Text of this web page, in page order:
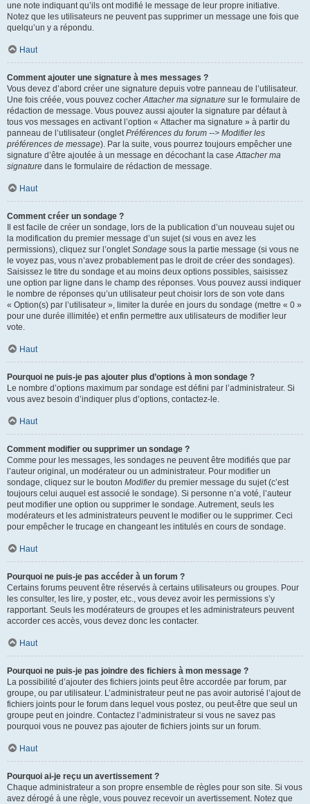
une note indiquant qu’ils ont modifié le message de leur propre initiative.
Notez que les utilisateurs ne peuvent pas supprimer un message une fois que
quelqu’un y a répondu.
Haut
Comment ajouter une signature à mes messages ?
Vous devez d’abord créer une signature depuis votre panneau de l’utilisateur.
Une fois créée, vous pouvez cocherAttacher ma signature sur le formulaire de
rédaction de message. Vous pouvez aussi ajouter la signature par défaut à
tous vos messages en activant l’option « Attacher ma signature » à partir du
panneau de l’utilisateur (ongletPréférences du forum --> Modifier les
préférences de message). Par la suite, vous pourrez toujours empêcher une
signature d’être ajoutée à un message en décochant la caseAttacher ma
signature dans le formulaire de rédaction de message.
Haut
Comment créer un sondage ?
Il est facile de créer un sondage, lors de la publication d’un nouveau sujet ou
la modification du premier message d’un sujet (si vous en avez les
permissions), cliquez sur l’ongletSondage sous la partie message (si vous ne
le voyez pas, vous n’avez probablement pas le droit de créer des sondages).
Saisissez le titre du sondage et au moins deux options possibles, saisissez
une option par ligne dans le champ des réponses. Vous pouvez aussi indiquer
le nombre de réponses qu’un utilisateur peut choisir lors de son vote dans
« Option(s) par l’utilisateur », limiter la durée en jours du sondage (mettre « 0 »
pour une durée illimitée) et enfin permettre aux utilisateurs de modifier leur
vote.
Haut
Pourquoi ne puis-je pas ajouter plus d’options à mon sondage ?
Le nombre d’options maximum par sondage est défini par l’administrateur. Si
vous avez besoin d’indiquer plus d’options, contactez-le.
Haut
Comment modifier ou supprimer un sondage ?
Comme pour les messages, les sondages ne peuvent être modifiés que par
l’auteur original, un modérateur ou un administrateur. Pour modifier un
sondage, cliquez sur le bouton Modifierdu premier message du sujet (c’est
toujours celui auquel est associé le sondage). Si personne n’a voté, l’auteur
peut modifier une option ou supprimer le sondage. Autrement, seuls les
modérateurs et les administrateurs peuvent le modifier ou le supprimer. Ceci
pour empêcher le trucage en changeant les intitulés en cours de sondage.
Haut
Pourquoi ne puis-je pas accéder à un forum ?
Certains forums peuvent être réservés à certains utilisateurs ou groupes. Pour
les consulter, les lire, y poster, etc., vous devez avoir les permissions s’y
rapportant. Seuls les modérateurs de groupes et les administrateurs peuvent
accorder ces accès, vous devez donc les contacter.
Haut
Pourquoi ne puis-je pas joindre des fichiers à mon message ?
La possibilité d’ajouter des fichiers joints peut être accordée par forum, par
groupe, ou par utilisateur. L’administrateur peut ne pas avoir autorisé l’ajout de
fichiers joints pour le forum dans lequel vous postez, ou peut-être que seul un
groupe peut en joindre. Contactez l’administrateur si vous ne savez pas
pourquoi vous ne pouvez pas ajouter de fichiers joints sur un forum.
Haut
Pourquoi ai-je reçu un avertissement ?
Chaque administrateur a son propre ensemble de règles pour son site. Si vous
avez dérogé à une règle, vous pouvez recevoir un avertissement. Notez que